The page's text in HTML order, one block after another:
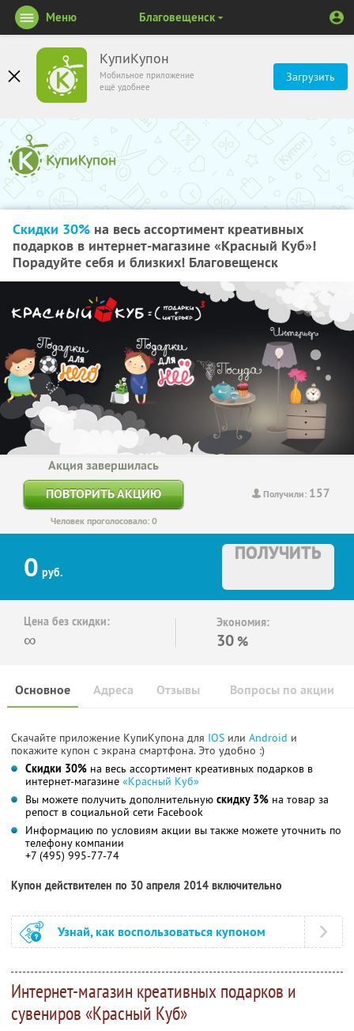
КупиКупон
Мобильное приложение
ещё удобнее
Загрузить
Меню Благовещенск
Скидки 30% на весь ассортимент креативных
подарков в интернет-магазине «Красный Куб»!
Порадуйте себя и близких! Благовещенск
Получили: 157
Акция завершилась
ПОВТОРИТЬ АКЦИЮ
Человек проголосовало: 0
0 руб.
ПОЛУЧИТЬ
Цена без скидки:
∞
Экономия:
30 %
Основное Отзывы Вопросы по акции
Адреса
Скачайте приложение КупиКупона для IOS или Android и
покажите купон с экрана смартфона. Это удобно :)
Скидки 30% на весь ассортимент креативных подарков в
интернет-магазине «Красный Куб»
Вы можете получить дополнительную скидку 3% на товар за
репост в социальной сети Facebook
Информацию по условиям акции вы также можете уточнить по
телефону компании
+7 (495) 995-77-74
Купон действителен по 30 апреля 2014 включительно
Узнай, как воспользоваться купоном
Интернет-магазин креативных подарков и
сувениров «Красный Куб»